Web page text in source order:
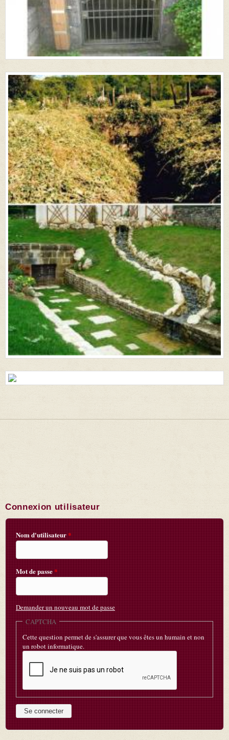
Connexion utilisateur
Nom d'utilisateur*
Mot de passe*
Demander un nouveau mot de passe
CAPTCHA
Cette question permet de s'assurer que vous êtes un humain et non
un robot informatique.